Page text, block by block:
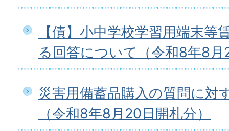
【債】小中学校学習用端末等
る回答について（令和8年8月
災害用備蓄品購入の質問に対
（令和8年8月20日開札分）